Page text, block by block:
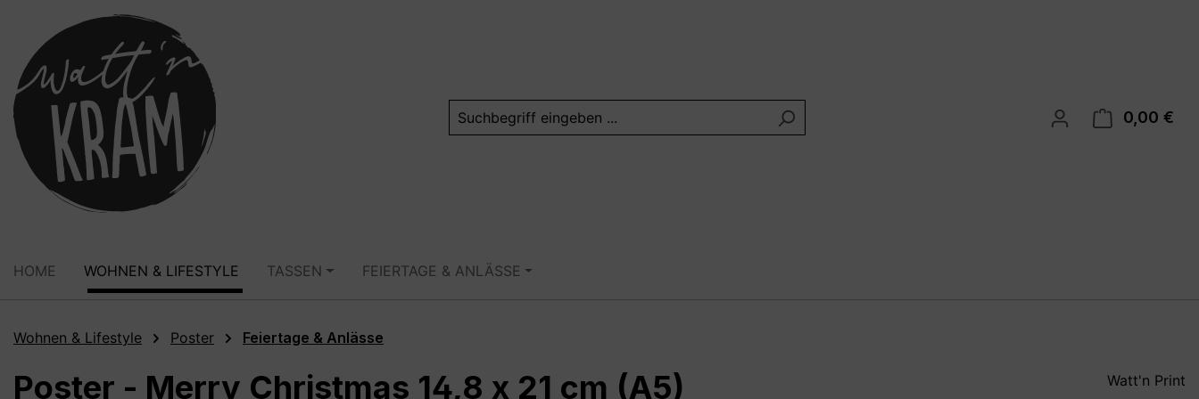
Zur Hauptnavigation springen
0,00 €
HOME WOHNEN & LIFESTYLE TASSEN FEIERTAGE & ANLÄSSE
Wohnen & Lifestyle Poster Feiertage & Anlässe
Poster - Merry Christmas 14,8 x 21 cm (A5) Watt'n Print